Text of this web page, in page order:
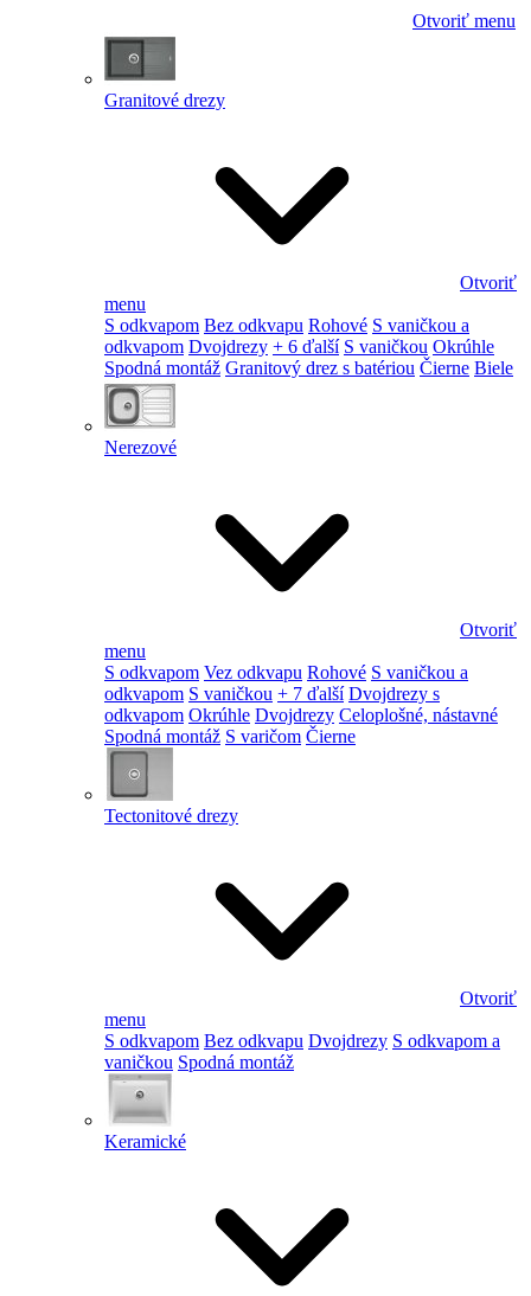
Otvoriť menu
Granitové drezy
Otvoriť
menu
S odkvapom Bez odkvapu Rohové S vaničkou a
odkvapom Dvojdrezy + 6 ďalší S vaničkou Okrúhle
Spodná montáž Granitový drez s batériou Čierne Biele
Nerezové
Otvoriť
menu
S odkvapom Vez odkvapu Rohové S vaničkou a
odkvapom S vaničkou + 7 ďalší Dvojdrezy s
odkvapom Okrúhle Dvojdrezy Celoplošné, nástavné
Spodná montáž S varičom Čierne
Tectonitové drezy
Otvoriť
menu
S odkvapom Bez odkvapu Dvojdrezy S odkvapom a
vaničkou Spodná montáž
Keramické